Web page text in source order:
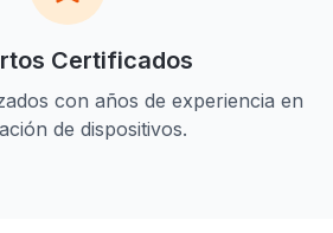
Certificados
con años de experiencia en
de dispositivos.